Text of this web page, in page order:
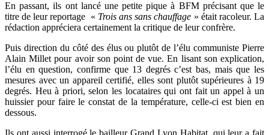
En passant, ils ont lancé une petite pique à BFM précisant que le
titre de leur reportage « Trois ans sans chauffage » était racoleur. La
rédaction appréciera certainement la critique de leur confrère.
Puis direction du côté des élus ou plutôt de l’élu communiste Pierre
Alain Millet pour avoir son point de vue. En lisant son explication,
l’élu en question, confirme que 13 degrés c’est bas, mais que les
mesures avec un appareil certifié, elles sont plutôt supérieures à 19
degrés. Heu à priori, selon les locataires qui ont fait un appel à un
huissier pour faire le constat de la température, celle-ci est bien en
dessous.